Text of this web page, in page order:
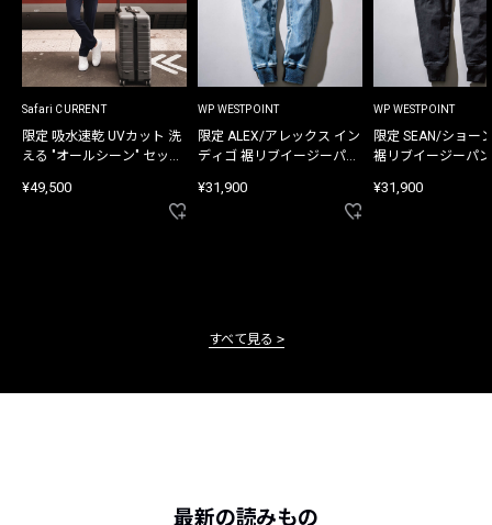
Safari CURRENT
限定 吸水速乾 UVカット 洗
える "オールシーン" セット
¥49,500
WP WESTPOINT
限定 ALEX/アレックス イン
ディゴ 裾リブイージーパン
¥31,900
WP WESTPOINT
限定 SEAN/ショー
裾リブイージーパ
¥31,900
すべて見る
最新の読みもの